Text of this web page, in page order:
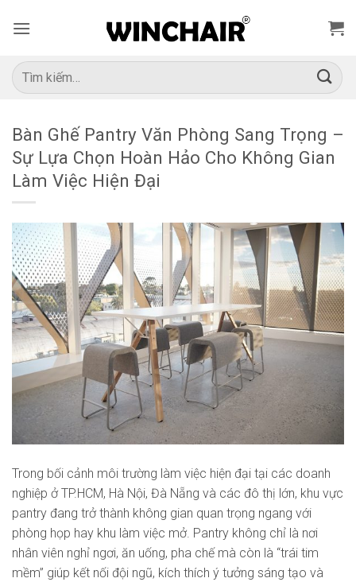
qua
dung
Tìm
kiếm:
Bàn Ghế Pantry Văn Phòng Sang Trọng –
Sự Lựa Chọn Hoàn Hảo Cho Không Gian
Làm Việc Hiện Đại
Trong bối cảnh môi trường làm việc hiện đại tại các doanh
nghiệp ở TP.HCM, Hà Nội, Đà Nẵng và các đô thị lớn, khu vực
pantry đang trở thành không gian quan trọng ngang với
phòng họp hay khu làm việc mở. Pantry không chỉ là nơi
nhân viên nghỉ ngơi, ăn uống, pha chế mà còn là “trái tim
mềm” giúp kết nối đội ngũ, kích thích ý tưởng sáng tạo và